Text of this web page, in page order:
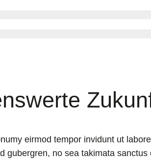
eirmod tempor invidunt ut
no sea takimata